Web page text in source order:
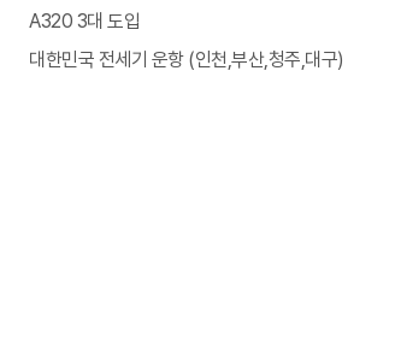
A320 3대 도입
대한민국 전세기 운항 (인천,부산,청주,대구)